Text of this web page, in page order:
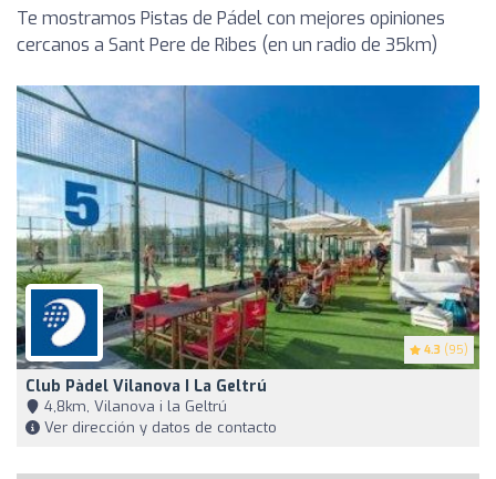
Te mostramos Pistas de Pádel con mejores opiniones
cercanos a Sant Pere de Ribes (en un radio de 35km)
4.3 (95)
Club Pàdel Vilanova I La Geltrú
4,8km, Vilanova i la Geltrú
Ver dirección y datos de contacto